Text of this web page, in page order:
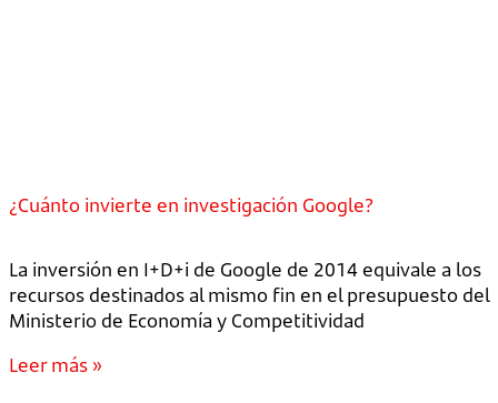
¿Cuánto invierte en investigación Google?
La inversión en I+D+i de Google de 2014 equivale a los
recursos destinados al mismo fin en el presupuesto del
Ministerio de Economía y Competitividad
Leer más »